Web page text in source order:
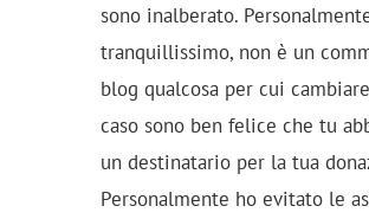
sono inalberato.
tranquillissimo, non è un
blog qualcosa per cui
caso sono ben felice che tu
un destinatario per la tua
Personalmente ho evitato le